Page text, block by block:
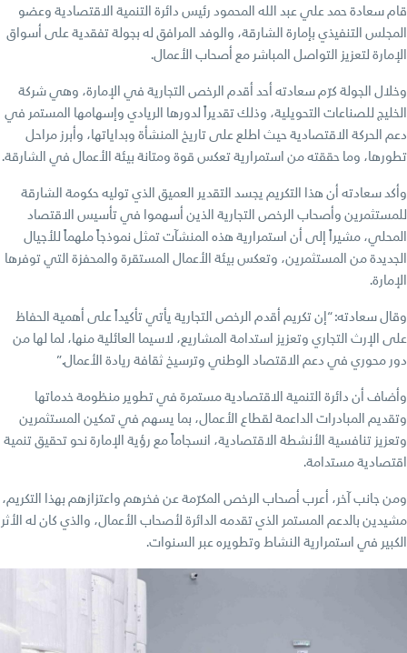
قام سعادة حمد علي عبد الله المحمود رئيس دائرة التنمية الاقتصادية وعضو
المجلس التنفيذي بإمارة الشارقة، والوفد المرافق له بجولة تفقدية على أسواق
الإمارة لتعزيز التواصل المباشر مع أصحاب الأعمال.
وخلال الجولة كرّم سعادته أحد أقدم الرخص التجارية في الإمارة، وهي شركة
الخليج للصناعات التحويلية، وذلك تقديراً لدورها الريادي وإسهامها المستمر في
دعم الحركة الاقتصادية حيث اطلع على تاريخ المنشأة وبداياتها، وأبرز مراحل
تطورها، وما حققته من استمرارية تعكس قوة ومتانة بيئة الأعمال في الشارقة.
وأكد سعادته أن هذا التكريم يجسد التقدير العميق الذي توليه حكومة الشارقة
للمستثمرين وأصحاب الرخص التجارية الذين أسهموا في تأسيس الاقتصاد
المحلي، مشيراً إلى أن استمرارية هذه المنشآت تمثل نموذجاً ملهماً للأجيال
الجديدة من المستثمرين، وتعكس بيئة الأعمال المستقرة والمحفزة التي توفرها
الإمارة.
وقال سعادته: “إن تكريم أقدم الرخص التجارية يأتي تأكيداً على أهمية الحفاظ
على الإرث التجاري وتعزيز استدامة المشاريع، لاسيما العائلية منها، لما لها من
دور محوري في دعم الاقتصاد الوطني وترسيخ ثقافة ريادة الأعمال.”
وأضاف أن دائرة التنمية الاقتصادية مستمرة في تطوير منظومة خدماتها
وتقديم المبادرات الداعمة لقطاع الأعمال، بما يسهم في تمكين المستثمرين
وتعزيز تنافسية الأنشطة الاقتصادية، انسجاماً مع رؤية الإمارة نحو تحقيق تنمية
اقتصادية مستدامة.
ومن جانب آخر، أعرب أصحاب الرخص المكرّمة عن فخرهم واعتزازهم بهذا التكريم،
مشيدين بالدعم المستمر الذي تقدمه الدائرة لأصحاب الأعمال، والذي كان له الأثر
الكبير في استمرارية النشاط وتطويره عبر السنوات.